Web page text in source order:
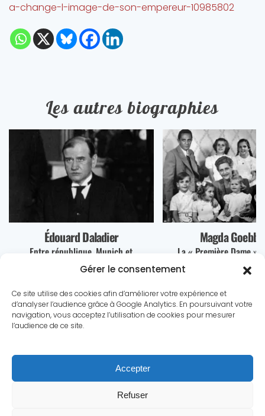
Gérer le consentement
Ce site utilise des cookies afin d’améliorer votre expérience et
d’analyser l’audience grâce à Google Analytics. En poursuivant votre
navigation, vous acceptez l’utilisation de cookies pour mesurer
l’audience de ce site.
Accepter
Refuser
a-change-l-image-de-son-empereur-10985802
Les autres biographies
Édouard Daladier
Entre république, Munich et
déportation
Magda
La « Première Dame »
Chronologie
Culture